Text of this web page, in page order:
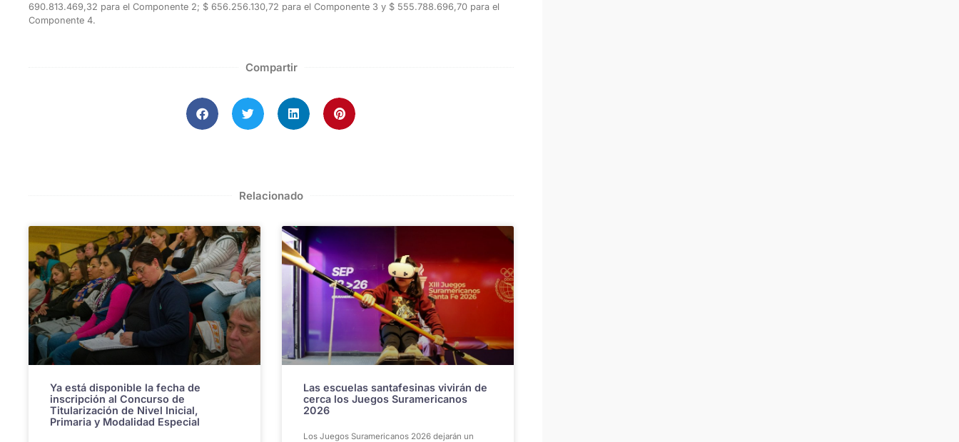
690.813.469,32 para el Componente 2; $ 656.256.130,72 para el Componente 3 y $ 555.788.696,70 para el
Componente 4.
Compartir
Relacionado
Ya está disponible la fecha de
inscripción al Concurso de
Titularización de Nivel Inicial,
Primaria y Modalidad Especial
Las escuelas santafesinas vivirán de
cerca los Juegos Suramericanos
2026
Los Juegos Suramericanos 2026 dejarán un